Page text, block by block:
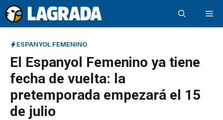
Saltar
al
contenido
ESPANYOL FEMENINO
El Espanyol Femenino ya tiene
fecha de vuelta: la
pretemporada empezará el 15
de julio